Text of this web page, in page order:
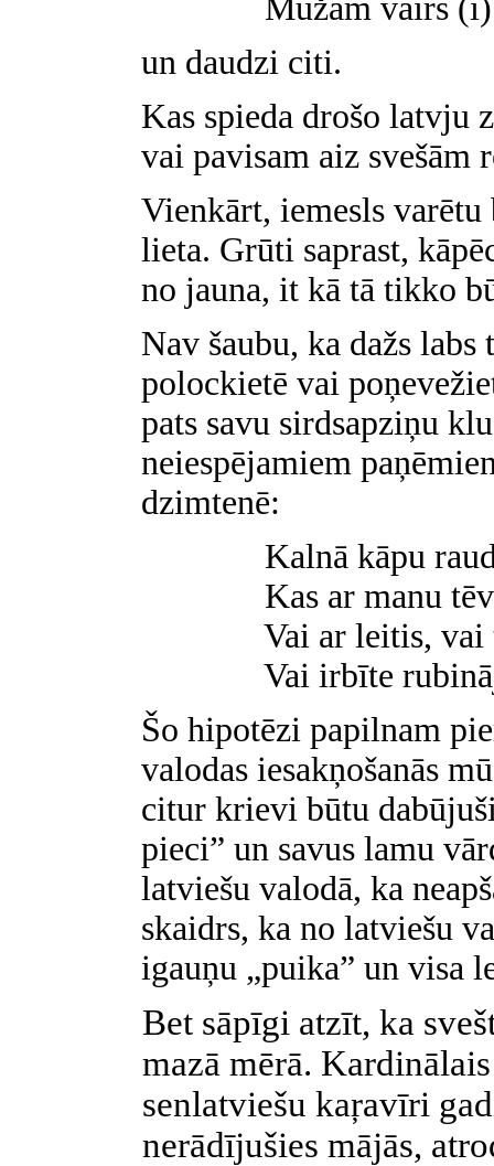
Mūžam vairs (i)
un daudzi citi.
Kas spieda drošo latvju
vai pavisam aiz svešām
Vienkārt, iemesls
lieta. Grūti saprast,
no jauna, it kā tā tikko
Nav šaubu, ka dažs
polockietē vai
pats savu sirdsapziņu
neiespējamiem
dzimtenē:
Kalnā kāpu
Kas ar manu
Vai ar leitis, vai
Vai irbīte
Šo hipotēzi papilnam
valodas iesakņošanās
citur krievi būtu
pieci” un savus lamu
latviešu valodā, ka
skaidrs, ka no latviešu
igauņu „puika” un visa
Bet sāpīgi atzīt, ka
mazā mērā.
senlatviešu kaŗavīri
nerādījušies mājās,